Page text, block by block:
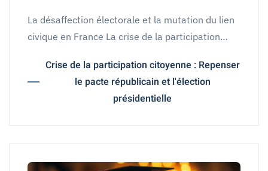
La désaffection électorale et la mutation du lien
civique en France La crise de la participation…
Crise de la participation citoyenne : Repenser
le pacte républicain et l'élection
présidentielle